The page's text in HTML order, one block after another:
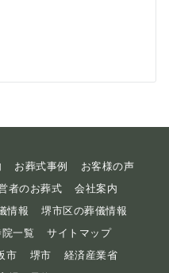
お葬式事例
お客様の声
者のお葬式
会社案内
情報
堺市区の葬儀情報
一覧
サイトマップ
市 堺市
経済産業省